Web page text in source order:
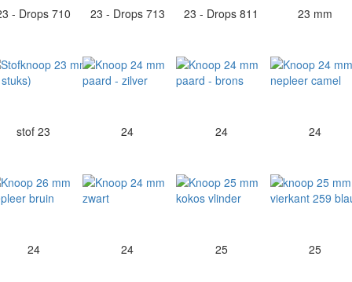
- Drops 710 23 - Drops 713 23 - Drops 811 23 mm
stof 23 24 24 24
24 24 25 25